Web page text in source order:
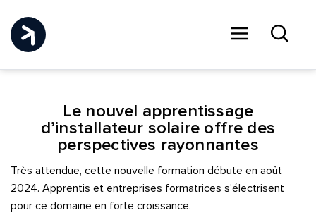
Le nouvel apprentissage
d’installateur solaire offre des
perspectives rayonnantes
Très attendue, cette nouvelle formation débute en août
2024. Apprentis et entreprises formatrices s’électrisent
pour ce domaine en forte croissance.